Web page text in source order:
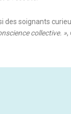
des soignants
collective. »,